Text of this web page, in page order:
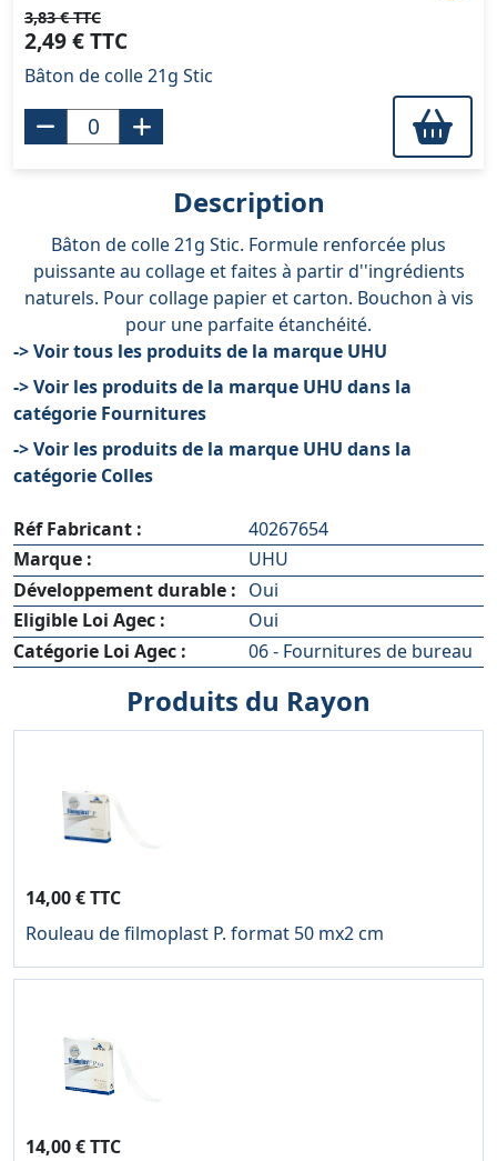
3,83 € TTC
2,49 € TTC
Bâton de colle 21g Stic
Description
Bâton de colle 21g Stic. Formule renforcée plus
puissante au collage et faites à partir d''ingrédients
naturels. Pour collage papier et carton. Bouchon à vis
pour une parfaite étanchéité.
-> Voir tous les produits de la marque UHU
-> Voir les produits de la marque UHU dans la
catégorie Fournitures
-> Voir les produits de la marque UHU dans la
catégorie Colles
Réf Fabricant :
40267654
Marque :
UHU
Développement durable : Oui
Eligible Loi Agec :
Oui
Catégorie Loi Agec :
06 - Fournitures de bureau
Produits du Rayon
14,00 € TTC
Rouleau de filmoplast P. format 50 mx2 cm
14,00 € TTC